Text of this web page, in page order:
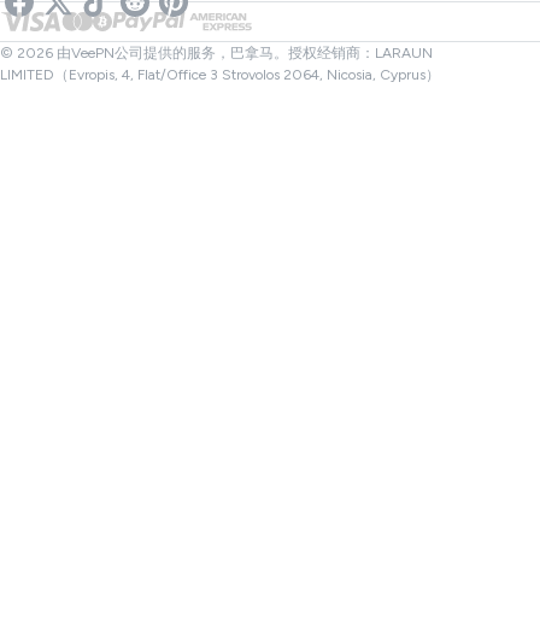
Netflix VPN
文件检查器
加拿大VPN
土耳其VPN
合作伙伴
© 2026 由VeePN公司提供的服务，巴拿马。授权经销商：LARAUN
LIMITED（Evropis, 4, Flat/Office 3 Strovolos 2064, Nicosia, Cyprus）